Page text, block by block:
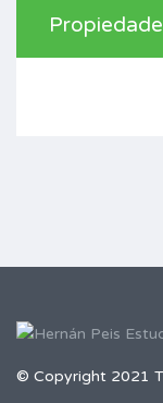
© Copyright 2021